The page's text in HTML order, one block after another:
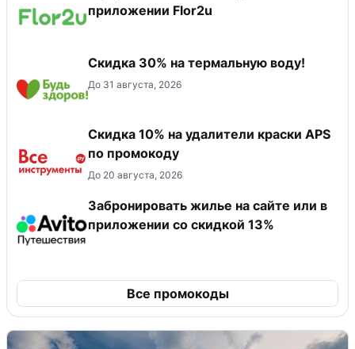
приложении Flor2u
Скидка 30% на термальную воду!
До 31 августа, 2026
Скидка 10% на удалители краски APS
по промокоду
До 20 августа, 2026
Забронировать жилье на сайте или в
приложении со скидкой 13%
Все промокоды